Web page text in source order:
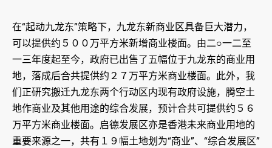
在“起动九龙东”策略下，九龙东新商业区具备巨大潜力，
可以提供约５００万平方米新增商业楼面。由二○一二至
一三年度起至今，政府已出售了五幅位于九龙东的商业用
地，落成后合共提供约２７万平方米商业楼面。此外，我
们正研究搬迁九龙东两个行动区内现有政府设施，腾空土
地作商业及其他用途的综合发展，预计合共可提供约５６
万平方米商业楼面。启德发展区亦是香港未来商业用地的
重要来源之一，共有１９幅土地划为“商业”、“综合发展区”